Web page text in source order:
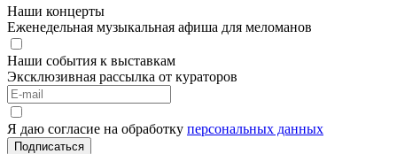
Наши концерты
Еженедельная музыкальная афиша для меломанов
Наши события к выставкам
Эксклюзивная рассылка от кураторов
Я даю согласие на обработку персональных данных
Подписаться